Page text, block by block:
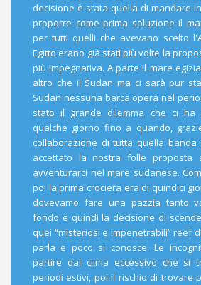
decisione è stata quella di mandare
proporre come prima soluzione il
per tutti quelli che avevano scelto
Egitto erano già stati più volte la
più impegnativa. A parte il mare
altro che il Sudan ma ci sarà pur
Sudan nessuna barca opera nel
stato il grande dilemma che ci ha
qualche giorno fino a quando,
collaborazione di tutta quella banda
accettato la nostra folle proposta
avventurarci nel mare sudanese.
poi la prima crociera era di quindici
dovevamo fare una pazzia tanto
fondo e quindi la decisione di
quei “misteriosi e impenetrabili” reef
parla e poco si conosce. Le
partire dal clima eccessivo che si
periodi estivi, poi il rischio di trovare